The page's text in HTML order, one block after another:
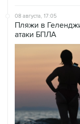
08 августа, 17:05
Пляжи в
атаки БПЛА